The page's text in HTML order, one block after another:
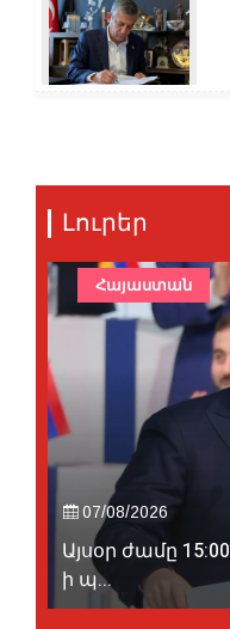
Լուրեր
07/08/2026
Այսօր ժամը
ի պ...
Հայաստան